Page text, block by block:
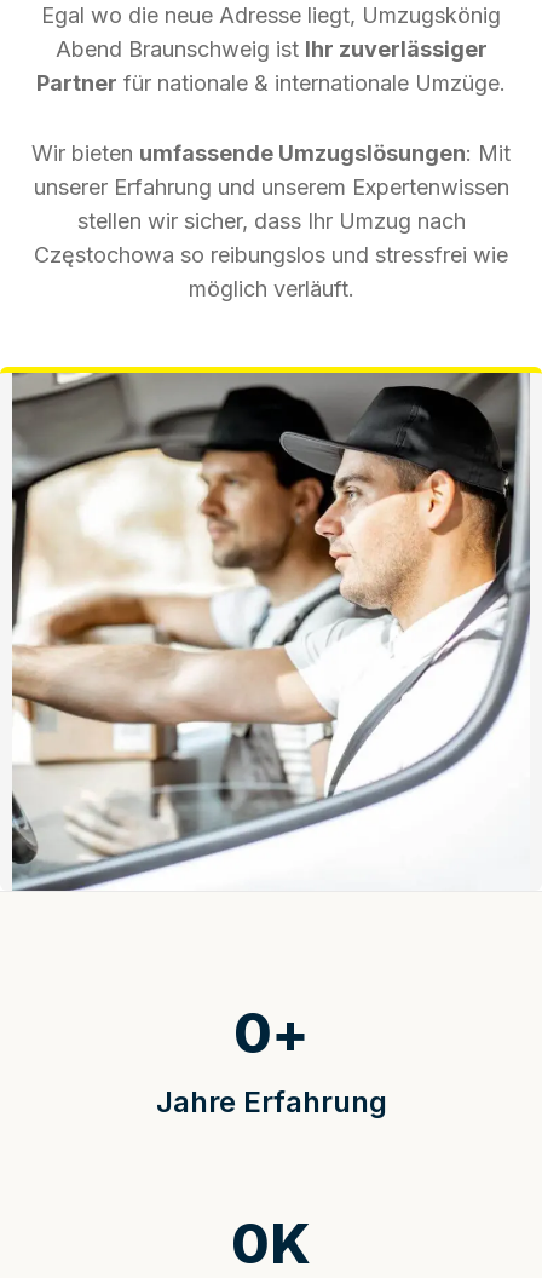
Egal wo die neue Adresse liegt, Umzugskönig
Abend Braunschweig ist Ihr zuverlässiger
Partner für nationale & internationale Umzüge.
Wir bieten umfassende Umzugslösungen: Mit
unserer Erfahrung und unserem Expertenwissen
stellen wir sicher, dass Ihr Umzug nach
Częstochowa so reibungslos und stressfrei wie
möglich verläuft.
Jahre Erfahrung
0+
0K